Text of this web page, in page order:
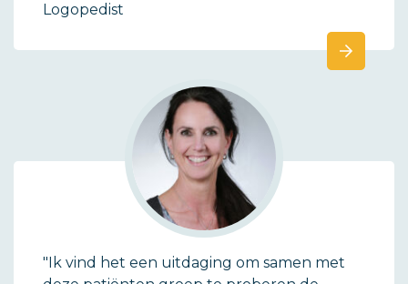
Logopedist
"Ik vind het een uitdaging om samen met